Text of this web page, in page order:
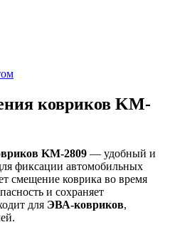
ковриков KM-
KM-2809 — удобный и
фиксации автомобильных
смещение коврика во время
и сохраняет
для ЭВА-ковриков,